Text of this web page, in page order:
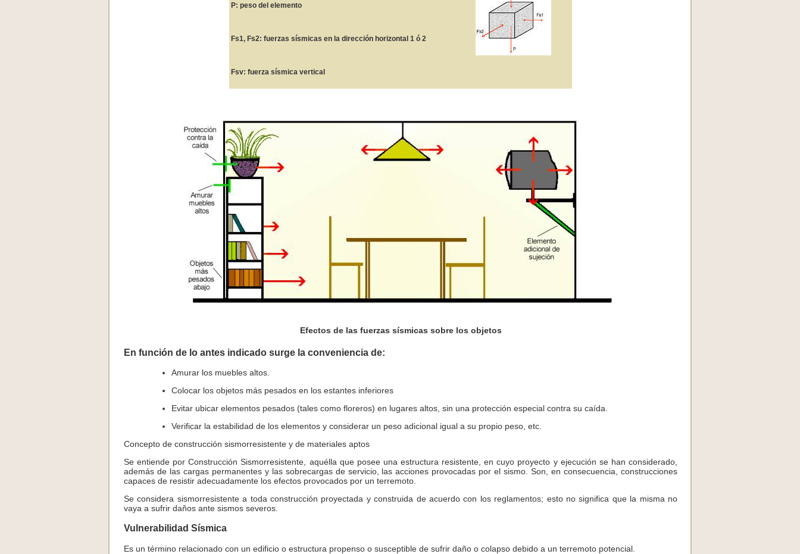
P: peso del elemento
Fs1, Fs2: fuerzas sísmicas en la dirección horizontal 1 ó 2
Fsv: fuerza sísmica vertical
Efectos de las fuerzas sísmicas sobre los objetos
En función de lo antes indicado surge la conveniencia de:
Amurar los muebles altos.
Colocar los objetos más pesados en los estantes inferiores
Evitar ubicar elementos pesados (tales como floreros) en lugares altos, sin una protección especial contra su caída.
Verificar la estabilidad de los elementos y considerar un peso adicional igual a su propio peso, etc.
Concepto de construcción sismorresistente y de materiales aptos
Se entiende por Construcción Sismorresistente, aquélla que posee una estructura resistente, en cuyo proyecto y ejecución se han considerado,
además de las cargas permanentes y las sobrecargas de servicio, las acciones provocadas por el sismo. Son, en consecuencia, construcciones
capaces de resistir adecuadamente los efectos provocados por un terremoto.
Se considera sismorresistente a toda construcción proyectada y construida de acuerdo con los reglamentos; esto no significa que la misma no
vaya a sufrir daños ante sismos severos.
Vulnerabilidad Sísmica
Es un término relacionado con un edificio o estructura propenso o susceptible de sufrir daño o colapso debido a un terremoto potencial.